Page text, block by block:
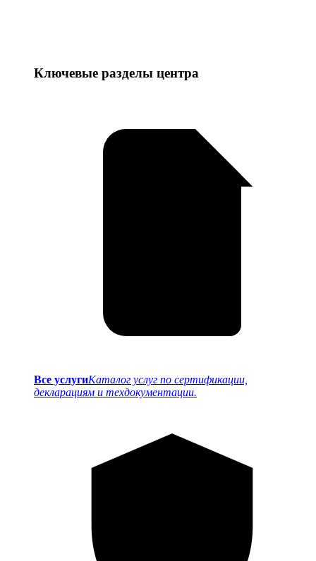
Ключевые разделы центра
Все услугиКаталог услуг по сертификации,
декларациям и техдокументации.